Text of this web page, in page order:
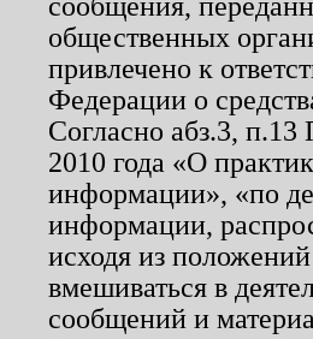
общественных
привлечено к
Федерации о
Согласно абз.3,
2010 года «О
информации», «по
информации,
исходя из
вмешиваться в
сообщений и